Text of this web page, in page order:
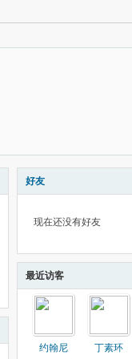
好友
现在还没有好友
最近访客
约翰尼
丁素环